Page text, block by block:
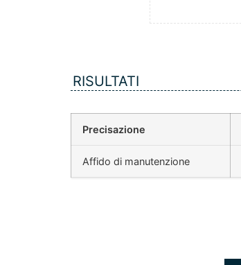
RISULTATI
Precisazione
Affido di manutenzione